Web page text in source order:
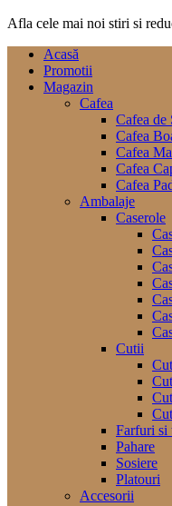
Afla cele mai noi stiri si
Acasă
Promotii
Magazin
Cafea
Cafea de
Cafea
Cafea
Cafea
Cafea
Ambalaje
Caserole
Cutii
Farfuri si
Pahare
Sosiere
Platouri
Accesorii